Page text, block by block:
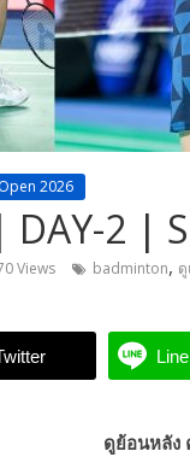
2026
DAY-2 |
Views badminton,
Line
ดูย้อนหลัง